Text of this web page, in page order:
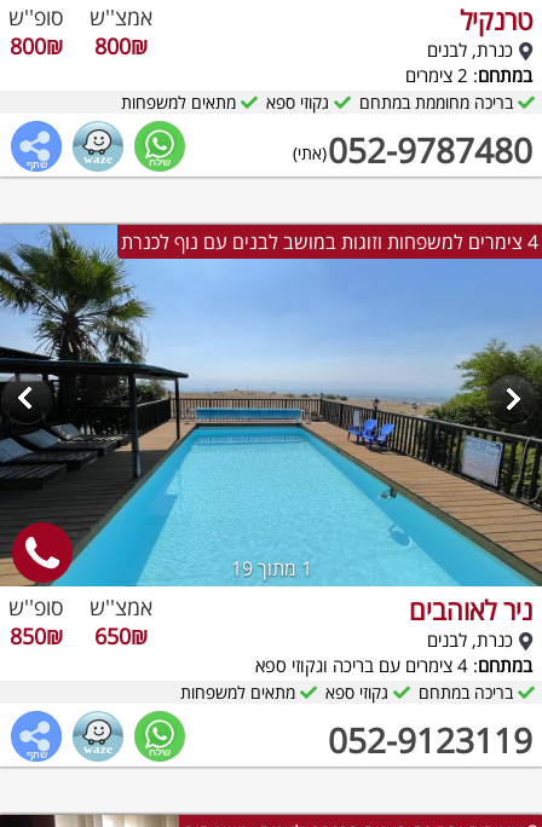
טרנקיל
כנרת, לבנים
במתחם: 2 צימרים
052-9787480(אתי)
אמצ''ש
800₪
סופ''ש
800₪
בריכה מחוממת במתחם גקוזי ספא מתאים למשפחות
4 צימרים למשפחות וזוגות במושב לבנים עם נוף לכנרת
1 מתוך 19
ניר לאוהבים
כנרת, לבנים
במתחם: 4 צימרים עם בריכה וגקוזי ספא
052-9123119
אמצ''ש
650₪
סופ''ש
850₪
בריכה במתחם גקוזי ספא מתאים למשפחות